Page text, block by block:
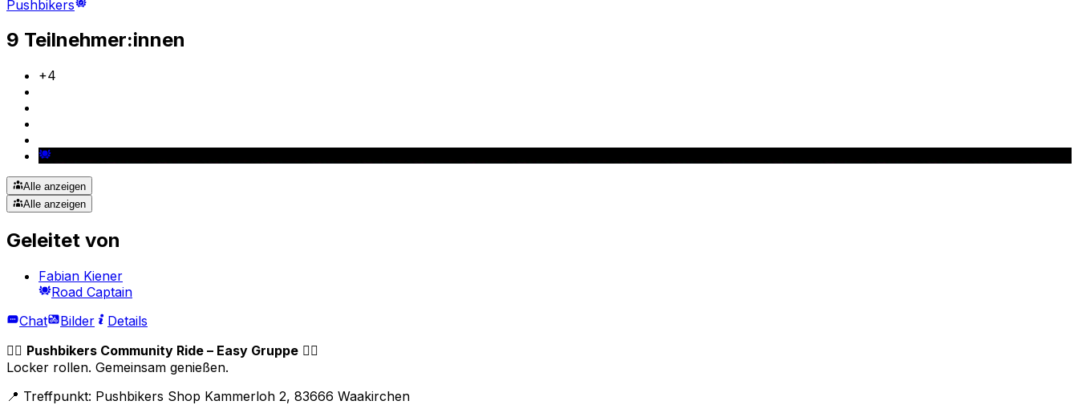
Pushbikers
9 Teilnehmer:innen
+4
Alle anzeigen
Alle anzeigen
Geleitet von
Fabian Kiener
Road Captain
Chat
Bilder
Details
🚴‍♂️ Pushbikers Community Ride – Easy Gruppe 🚴‍♀️
Locker rollen. Gemeinsam genießen.
📍 Treffpunkt: Pushbikers Shop Kammerloh 2, 83666 Waakirchen